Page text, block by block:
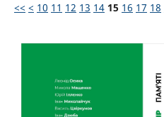
<< < 10 11 12 13 14 15 16 17 18